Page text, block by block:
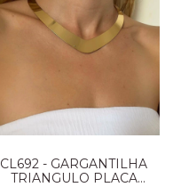
CL692 - GARGANTILHA
TRIANGULO PLACA